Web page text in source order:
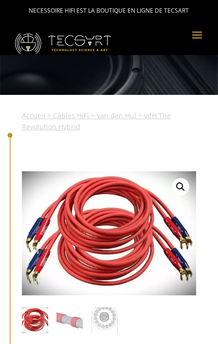
NECESSOIRE HIFI EST LA BOUTIQUE EN LIGNE DE TECSART
Accueil > Câbles HiFi > van den Hul > vdH The
Revolution Hybrid